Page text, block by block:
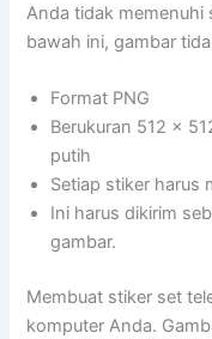
Anda tidak memenuhi
bawah ini, gambar
Format PNG
Berukuran 512 x
putih
Setiap stiker harus
Ini harus dikirim
gambar.
Membuat stiker set
komputer Anda.